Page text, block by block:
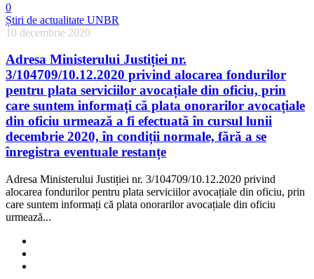
0
Știri de actualitate UNBR
10 decembrie 2020
Adresa Ministerului Justiției nr.
3/104709/10.12.2020 privind alocarea fondurilor
pentru plata serviciilor avocațiale din oficiu, prin
care suntem informați că plata onorarilor avocațiale
din oficiu urmează a fi efectuată în cursul lunii
decembrie 2020, în condiții normale, fără a se
înregistra eventuale restanțe
Adresa Ministerului Justiției nr. 3/104709/10.12.2020 privind
alocarea fondurilor pentru plata serviciilor avocațiale din oficiu, prin
care suntem informați că plata onorarilor avocațiale din oficiu
urmează...